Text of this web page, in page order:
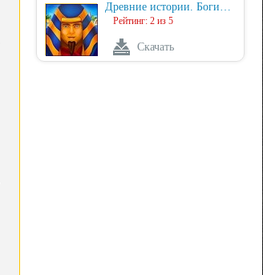
Древние истории. Боги…
Рейтинг: 2 из 5
Скачать